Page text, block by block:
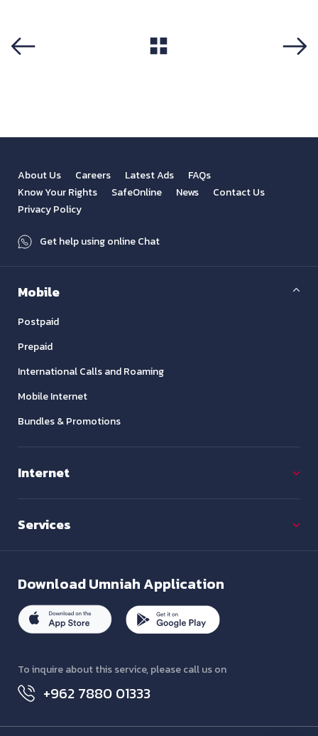
About Us Careers Latest Ads
FAQs
Know Your Rights
SafeOnline News
Contact Us
Privacy Policy
Get help using online Chat
Mobile
Postpaid
Prepaid
International Calls and Roaming
Mobile Internet
Bundles & Promotions
Internet
Services
DownloadUmniah Application
To inquire about this service, please call us on
+962 7880 01333